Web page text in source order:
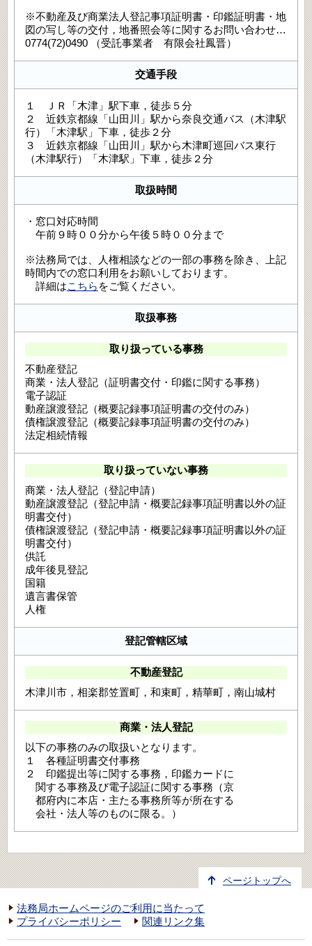
※不動産及び商業法人登記事項証明書・印鑑証明書・地
図の写し等の交付，地番照会等に関するお問い合わせ…
0774(72)0490 （受託事業者 有限会社鳳晋）
交通手段
１ ＪＲ「木津」駅下車，徒歩５分
２ 近鉄京都線「山田川」駅から奈良交通バス（木津駅
行）「木津駅」下車，徒歩２分
３ 近鉄京都線「山田川」駅から木津町巡回バス東行
（木津駅行）「木津駅」下車，徒歩２分
取扱時間
・窓口対応時間
午前９時００分から午後５時００分まで
※法務局では、人権相談などの一部の事務を除き、上記
時間内での窓口利用をお願いしております。
詳細はこちら をご覧ください。
取扱事務
取り扱っている事務
不動産登記
商業・法人登記（証明書交付・印鑑に関する事務）
電子認証
動産譲渡登記（概要記録事項証明書の交付のみ）
債権譲渡登記（概要記録事項証明書の交付のみ）
法定相続情報
取り扱っていない事務
商業・法人登記（登記申請）
動産譲渡登記（登記申請・概要記録事項証明書以外の証
明書交付）
債権譲渡登記（登記申請・概要記録事項証明書以外の証
明書交付）
供託
成年後見登記
国籍
遺言書保管
人権
登記管轄区域
不動産登記
木津川市，相楽郡笠置町，和束町，精華町，南山城村
商業・法人登記
以下の事務のみの取扱いとなります。
１ 各種証明書交付事務
２ 印鑑提出等に関する事務，印鑑カードに
関する事務及び電子認証に関する事務（京
都府内に本店・主たる事務所等が所在する
会社・法人等のものに限る。）
ページトップへ
法務局ホームページのご利用に当たって
プライバシーポリシー
関連リンク集